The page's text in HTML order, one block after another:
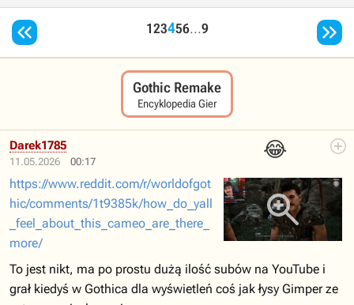
 123456...9 
Gothic Remake
Encyklopedia Gier
11.05.2026 00:17
😂
Darek1785
https://www.reddit.com/r/worldofgot
hic/comments/1t9385k/how_do_yall
_feel_about_this_cameo_are_there_
more/
To jest nikt, ma po prostu dużą ilość subów na YouTube i
grał kiedyś w Gothica dla wyświetleń coś jak łysy Gimper ze